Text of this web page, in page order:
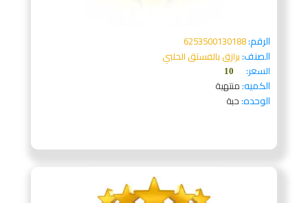
الرقم:6253500130188
الصنف:برازق بالفستق الحلبي
السعر:
10
الكميه:منتهية
الوحده:حبة